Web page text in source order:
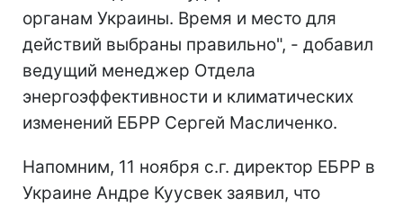
органам Украины. Время и место для
действий выбраны правильно", - добавил
ведущий менеджер Отдела
энергоэффективности и климатических
изменений ЕБРР Сергей Масличенко.
Напомним, 11 ноября с.г. директор ЕБРР в
Украине Андре Куусвек заявил, что